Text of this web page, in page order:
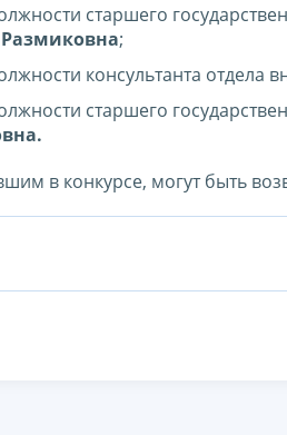
старшего
;
консультанта отдела
старшего
в конкурсе, могут быть